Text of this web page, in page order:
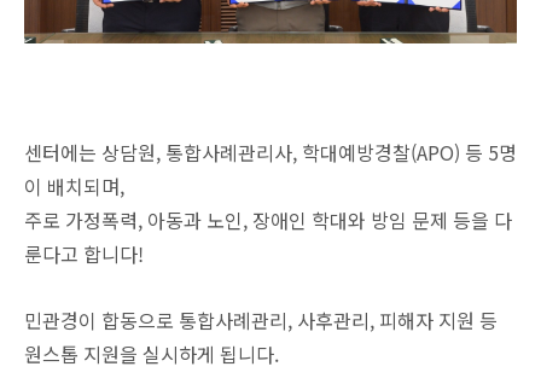
센터에는 상담원, 통합사례관리사, 학대예방경찰(APO) 등 5명
이 배치되며,
주로 가정폭력, 아동과 노인, 장애인 학대와 방임 문제 등을 다
룬다고 합니다!
민관경이 합동으로 통합사례관리, 사후관리, 피해자 지원 등
원스톱 지원을 실시하게 됩니다.